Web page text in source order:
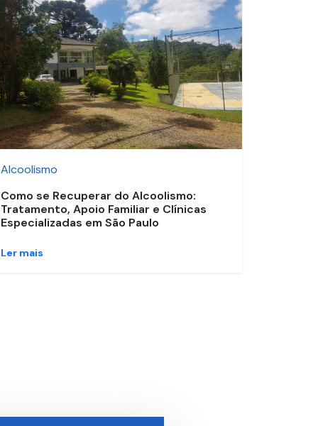
Alcoolismo
Como se Recuperar do Alcoolismo:
Tratamento, Apoio Familiar e Clínicas
Especializadas em São Paulo
Ler mais